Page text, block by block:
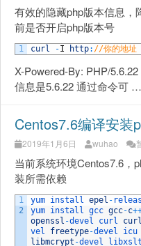
有效的隐藏php版本信息，
前是否开启php版本号
1 curl -I http: //你的地址
X-Powered-By: PHP/
信息是5.6.22 通过命令可 …
Centos7.6编译安装
2019年1月6日 wuhao
当前系统环境Centos7.6，
装所需依赖
1
2
yum install epel -
yum install gcc gcc-c
openssl -devel curl curl
vel freetype-devel icu
libmcrypt -devel